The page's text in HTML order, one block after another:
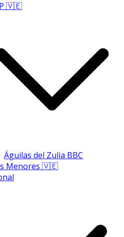
🇻🇪
Águilas del Zulia BBC
Menores 🇻🇪